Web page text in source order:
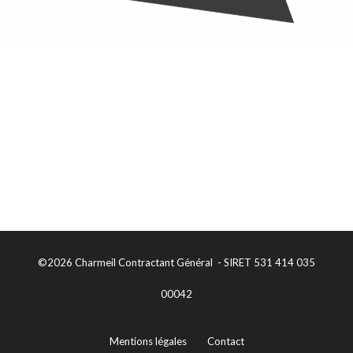
©2026 Charmeil Contractant Général - SIRET 531 414 035
00042
Mentions légales Contact